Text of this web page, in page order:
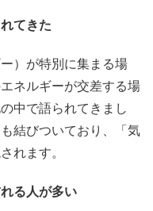
てきた
）が特別に集まる場
ネルギーが交差する場
中で語られてきまし
結びついており、「気
れます。
る人が多い